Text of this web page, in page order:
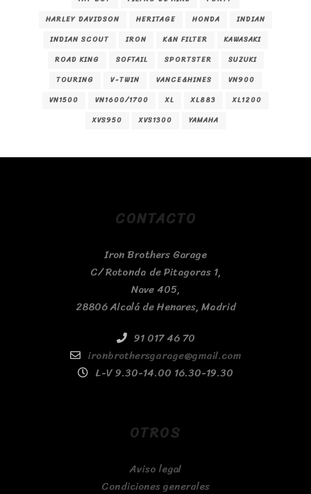
HARLEY DAVIDSON
HERITAGE HONDA
INDIAN
INDIAN SCOUT
IRON K&N FILTER
KAWASAKI
ROAD KING
SOFTAIL SPORTSTER
SUZUKI
TOURING
V-TWIN VANCE&HINES
VN900
VN1500
VN1600/1700 XL XL883
XL1200
XVS950
XVS1300 YAMAHA
CONTACTO
Iron Brothers Garage
C/ Rotonda de Pitagoras 1,
Nave 405,
28806 Alcalá de Henares, Madrid
91 017 46 70
ironbrothersgarage@gmail.com
L-V 9.30-14.00 16.30-19.30
OTROS
Aviso legal
Condiciones generales